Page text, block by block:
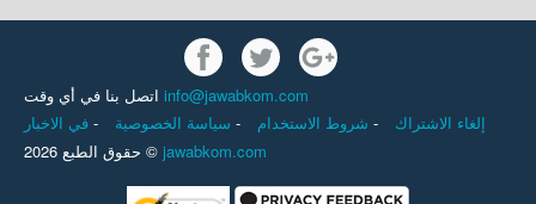
info@jawabkom.com
- - -
إلغاء الاشتراك
حقوق الطبع 2026 © jawabkom.com